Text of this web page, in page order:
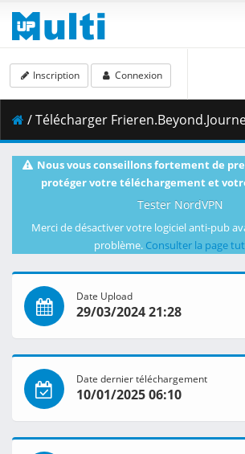
Inscription Connexion
/ Télécharger Frieren.Beyond.Journeys.End.S01E27.An.Era.of.Humans.1080p.CR.WEB-DL.AAC2.0.H.264.DUAL-
Nous vous conseillons fortement de
protéger votre téléchargement et
Tester NordVPN
Merci de désactiver votre logiciel anti-pub
problème. Consulter la page
Date Upload
29/03/2024 21:28
Date dernier téléchargement
10/01/2025 06:10